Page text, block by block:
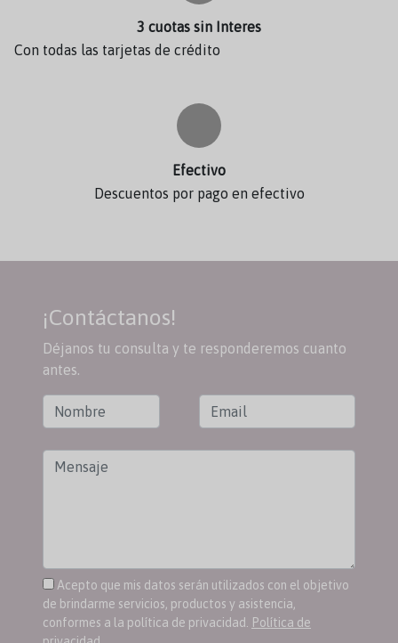
3 cuotas sin Interes
Con todas las tarjetas de crédito
Efectivo
Descuentos por pago en efectivo
¡Contáctanos!
Déjanos tu consulta y te responderemos cuanto
antes.
Acepto que mis datos serán utilizados con el objetivo
de brindarme servicios, productos y asistencia,
conformes a la política de privacidad.
Política de